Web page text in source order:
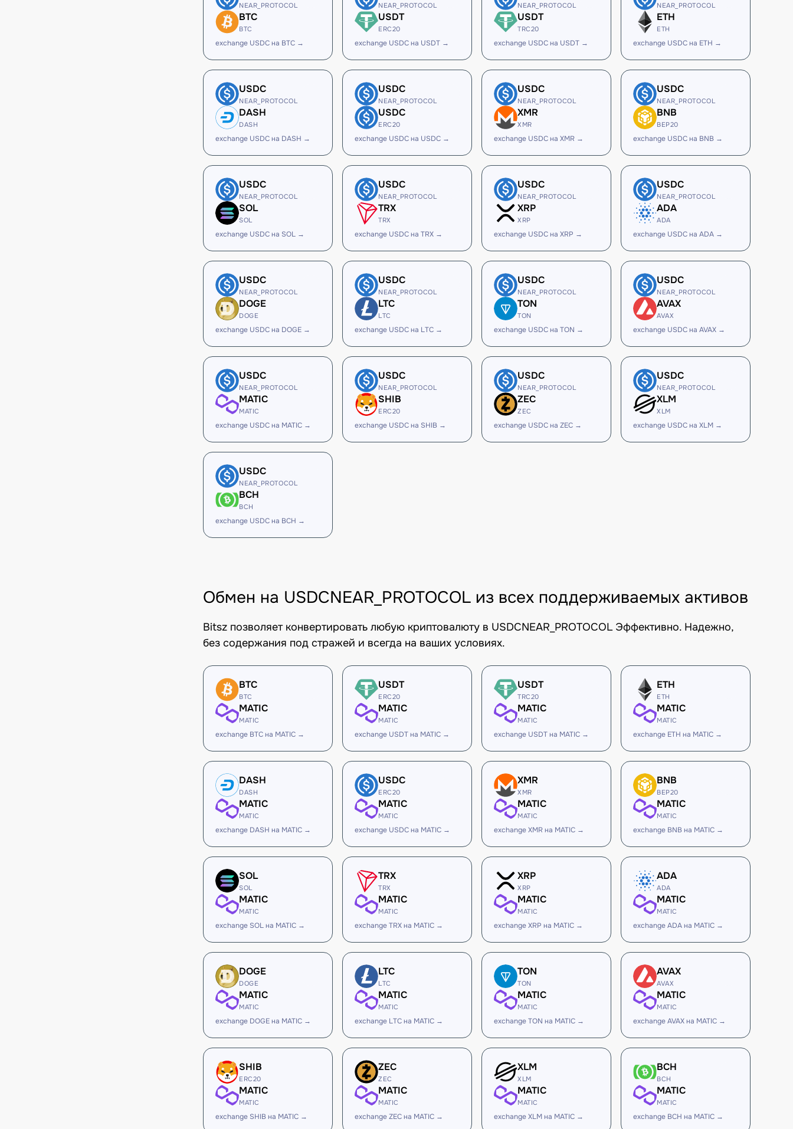
NEAR_PROTOCOL
BTC
BTC
exchange USDC на BTC →
NEAR_PROTOCOL
USDT
ERC20
exchange USDC на USDT →
NEAR_PROTOCOL
USDT
TRC20
exchange USDC на USDT →
NEAR_PROTOCOL
ETH
ETH
exchange USDC на ETH →
USDC
NEAR_PROTOCOL
DASH
DASH
exchange USDC на DASH →
USDC
NEAR_PROTOCOL
USDC
ERC20
exchange USDC на USDC →
USDC
NEAR_PROTOCOL
XMR
XMR
exchange USDC на XMR →
USDC
NEAR_PROTOCOL
BNB
BEP20
exchange USDC на BNB →
USDC
NEAR_PROTOCOL
SOL
SOL
exchange USDC на SOL →
USDC
NEAR_PROTOCOL
TRX
TRX
exchange USDC на TRX →
USDC
NEAR_PROTOCOL
XRP
XRP
exchange USDC на XRP →
USDC
NEAR_PROTOCOL
ADA
ADA
exchange USDC на ADA →
USDC
NEAR_PROTOCOL
DOGE
DOGE
exchange USDC на DOGE →
USDC
NEAR_PROTOCOL
LTC
LTC
exchange USDC на LTC →
USDC
NEAR_PROTOCOL
TON
TON
exchange USDC на TON →
USDC
NEAR_PROTOCOL
AVAX
AVAX
exchange USDC на AVAX →
USDC
NEAR_PROTOCOL
MATIC
MATIC
exchange USDC на MATIC →
USDC
NEAR_PROTOCOL
SHIB
ERC20
exchange USDC на SHIB →
USDC
NEAR_PROTOCOL
ZEC
ZEC
exchange USDC на ZEC →
USDC
NEAR_PROTOCOL
XLM
XLM
exchange USDC на XLM →
USDC
NEAR_PROTOCOL
BCH
BCH
exchange USDC на BCH →
Обмен на USDCNEAR_PROTOCOL из всех поддерживаемых активов
Bitsz позволяет конвертировать любую криптовалюту в USDCNEAR_PROTOCOL Эффективно. Надежно,
без содержания под стражей и всегда на ваших условиях.
BTC
BTC
MATIC
MATIC
exchange BTC на MATIC →
USDT
ERC20
MATIC
MATIC
exchange USDT на MATIC →
USDT
TRC20
MATIC
MATIC
exchange USDT на MATIC →
ETH
ETH
MATIC
MATIC
exchange ETH на MATIC →
DASH
DASH
MATIC
MATIC
exchange DASH на MATIC →
USDC
ERC20
MATIC
MATIC
exchange USDC на MATIC →
XMR
XMR
MATIC
MATIC
exchange XMR на MATIC →
BNB
BEP20
MATIC
MATIC
exchange BNB на MATIC →
SOL
SOL
MATIC
MATIC
exchange SOL на MATIC →
TRX
TRX
MATIC
MATIC
exchange TRX на MATIC →
XRP
XRP
MATIC
MATIC
exchange XRP на MATIC →
ADA
ADA
MATIC
MATIC
exchange ADA на MATIC →
DOGE
DOGE
MATIC
MATIC
exchange DOGE на MATIC →
LTC
LTC
MATIC
MATIC
exchange LTC на MATIC →
TON
TON
MATIC
MATIC
exchange TON на MATIC →
AVAX
AVAX
MATIC
MATIC
exchange AVAX на MATIC →
SHIB
ERC20
MATIC
MATIC
exchange SHIB на MATIC →
ZEC
ZEC
MATIC
MATIC
exchange ZEC на MATIC →
XLM
XLM
MATIC
MATIC
exchange XLM на MATIC →
BCH
BCH
MATIC
MATIC
exchange BCH на MATIC →